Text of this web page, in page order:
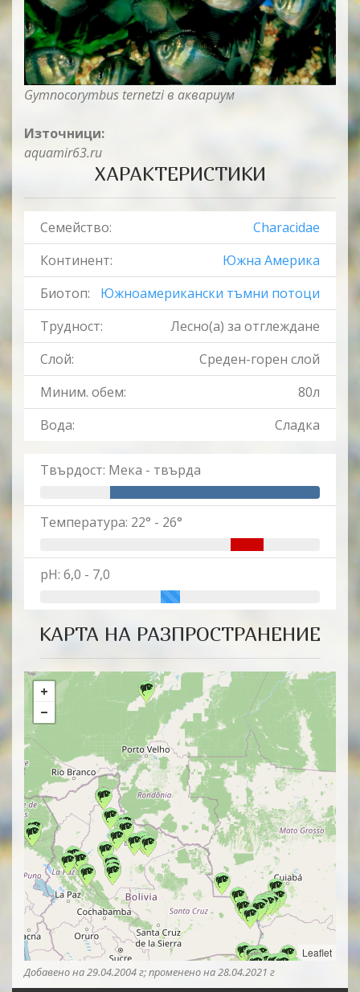
Gymnocorymbus ternetziв аквариум
Източници:
aquamir63.ru
ХАРАКТЕРИСТИКИ
Семейство:
Characidae
Континент:
Южна Америка
Биотоп:
Южноамерикански тъмни потоци
Трудност:
Лесно(a) за отглеждане
Слой:
Среден-горен слой
Миним. обем:
80л
Вода:
Сладка
Твърдост: Мека - твърда
Температура: 22° - 26°
pH: 6,0 - 7,0
КАРТА НА РАЗПРОСТРАНЕНИЕ
Leaflet
Добавенo на 29.04.2004 г; промененo на 28.04.2021 г